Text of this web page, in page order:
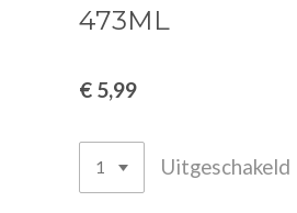
473ML
€ 5,99
Uitgeschakeld